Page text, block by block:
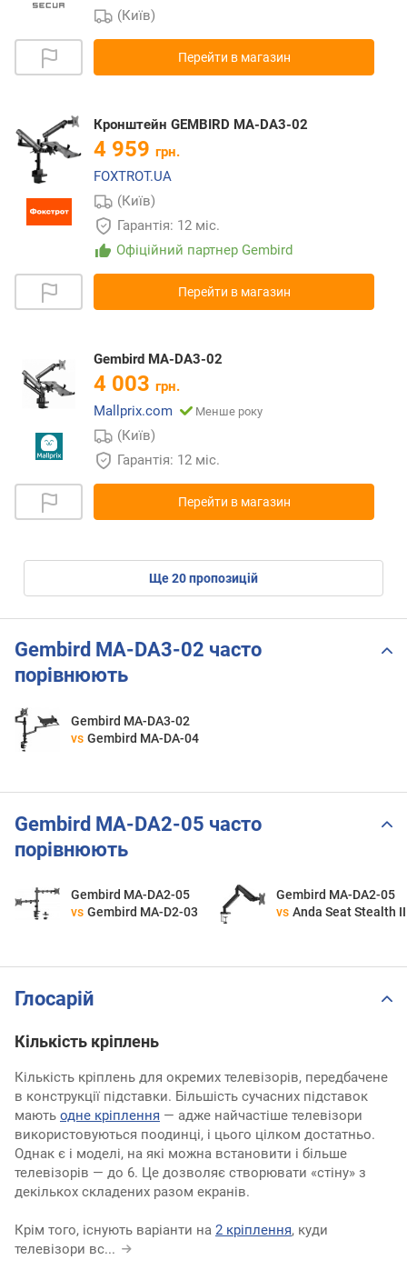
(Київ)
Перейти в магазин
Кронштейн GEMBIRD MA-DA3-02
4 959 грн.
FOXTROT.UA
(Київ)
Гарантія: 12 міс.
Офіційний партнер Gembird
Перейти в магазин
Gembird MA-DA3-02
4 003 грн.
Mallprix.com
Менше року
(Київ)
Гарантія: 12 міс.
Перейти в магазин
ще20пропозицій
Gembird MA-DA3-02 часто
порівнюють
Gembird MA-DA3-02
vs Gembird MA-DA-04
Gembird MA-DA2-05 часто
порівнюють
Gembird MA-DA2-05
vs Gembird MA-D2-03
Gembird MA-DA2-05
vs Anda Seat Stealth II
Глосарій
Кількість кріплень
Кількість кріплень для окремих телевізорів, передбачене
в конструкції підставки. Більшість сучасних підставок
мають одне кріплення — адже найчастіше телевізори
використовуються поодинці, і цього цілком достатньо.
Однак є і моделі, на які можна встановити і більше
телевізорів — до 6. Це дозволяє створювати «стіну» з
декількох складених разом екранів.
Крім того, існують варіанти на 2 кріплення, куди
телевізори вс...